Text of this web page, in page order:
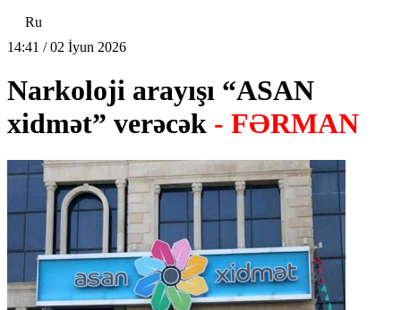
Ru
14:41 / 02 İyun 2026
Narkoloji arayışı “ASAN
xidmət” verəcək - FƏRMAN